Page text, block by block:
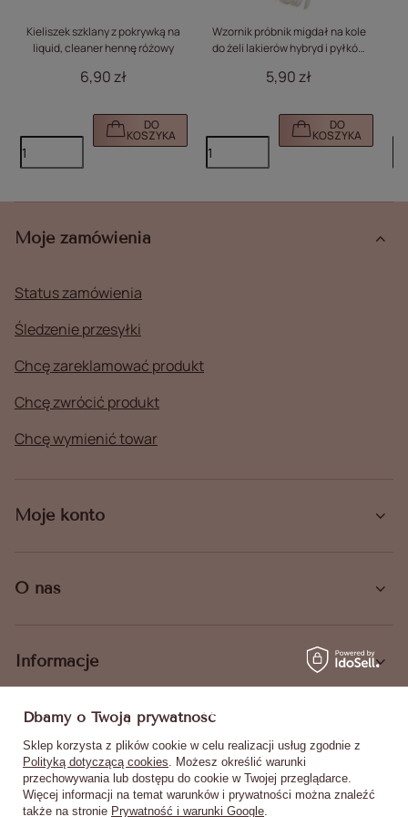
Kieliszek szklany z pokrywką na
liquid, cleaner hennę różowy
6,90 zł
DO
KOSZYKA
Wzornik próbnik migdał na kole
do żeli lakierów hybryd i pyłków
5,90 zł
DO
KOSZYKA
Moje zamówienia
Status zamówienia
Śledzenie przesyłki
Chcę zareklamować produkt
Chcę zwrócić produkt
Chcę wymienić towar
Moje konto
O nas
Informacje
+48 516 140 008sklep@mollynails.pl
MollyNails,Piotrkowska 270,90-361Łódź
Dbamy o Twoją prywatność
Sklep korzysta z plików cookie w celu realizacji usług zgodnie z
Polityką dotyczącą cookies. Możesz określić warunki
przechowywania lub dostępu do cookie w Twojej przeglądarce.
Więcej informacji na temat warunków i prywatności można znaleźć
także na stronie Prywatność i warunki Google.